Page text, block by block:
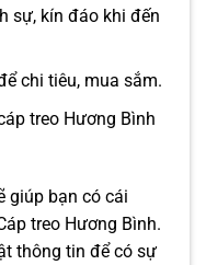
sự, kín đáo khi đến
chi tiêu, mua sắm.
treo Hương Bình
giúp bạn có cái
treo Hương Bình.
thông tin để có sự